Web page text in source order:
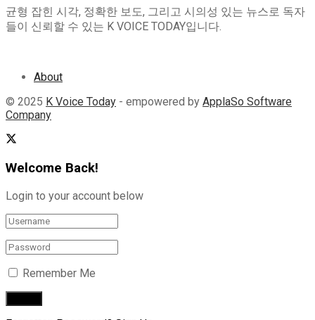
균형 잡힌 시각, 정확한 보도, 그리고 시의성 있는 뉴스로 독자
들이 신뢰할 수 있는 K VOICE TODAY입니다.
About
© 2025 K Voice Today - empowered by ApplaSo Software
Company
Welcome Back!
Login to your account below
Remember Me